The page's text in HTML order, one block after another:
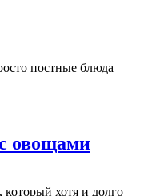
постные блюда
овощами
хотя и долго